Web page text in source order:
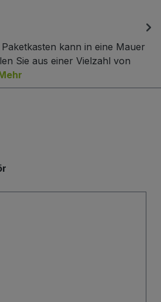
kann in eine Mauer
Sie aus einer Vielzahl von